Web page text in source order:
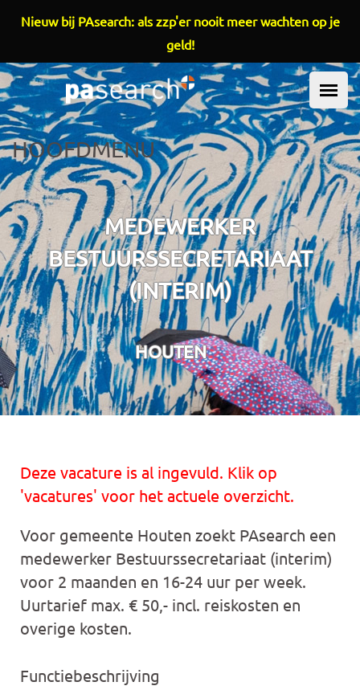
Overslaan en naar de inhoud gaan
HOOFDMENU
MEDEWERKER
BESTUURSSECRETARIAAT
(INTERIM)
HOUTEN
Deze vacature is al ingevuld. Klik op
'vacatures' voor het actuele overzicht.
Voor gemeente Houten zoekt PAsearch een
medewerker Bestuurssecretariaat (interim)
voor 2 maanden en 16-24 uur per week.
Uurtarief max. € 50,- incl. reiskosten en
overige kosten.
Functiebeschrijving
Nieuw bij PAsearch: als zzp'er nooit meer wachten op je
geld!